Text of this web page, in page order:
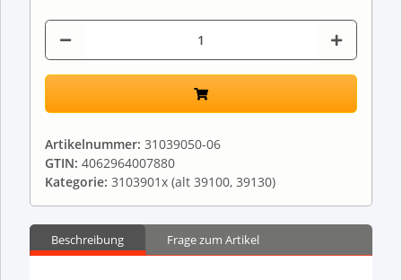
Artikelnummer: 31039050-06
GTIN: 4062964007880
Kategorie: 3103901x (alt 39100, 39130)
Beschreibung Frage zum Artikel